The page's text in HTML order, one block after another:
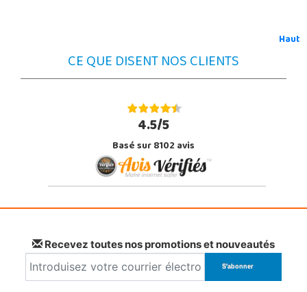
Haut
CE QUE DISENT NOS CLIENTS
4.5/5
Basé sur 8102 avis
Recevez toutes nos promotions et nouveautés